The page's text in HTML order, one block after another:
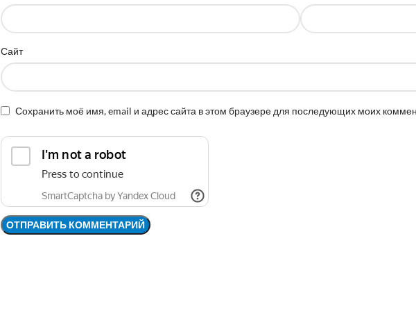
Сайт
Сохранить моё имя, email и адрес сайта в этом браузере для последующих моих